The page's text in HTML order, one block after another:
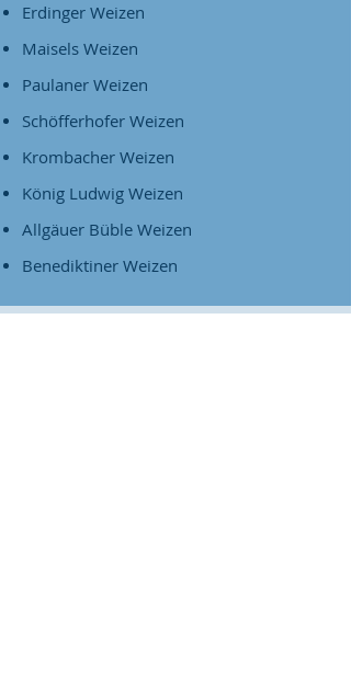
Erdinger Weizen
Maisels Weizen
Paulaner Weizen
Schöfferhofer Weizen
Krombacher Weizen
König Ludwig Weizen
Allgäuer Büble Weizen
Benediktiner Weizen